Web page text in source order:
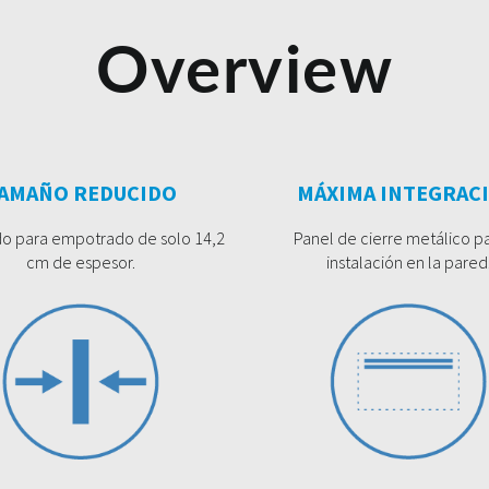
Overview
REDUCIDO
para empotrado de solo 14,2
cm de espesor.
MÁXIMA
Panel de cierre metálico
instalación en la pared.